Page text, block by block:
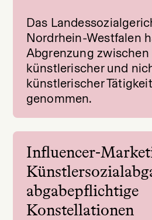
Das
Nordrhein-Westfalen
Abgrenzung zwischen
künstlerischer und
künstlerischer
genommen.
Influencer-
abgabepflichtige
Konstellationen